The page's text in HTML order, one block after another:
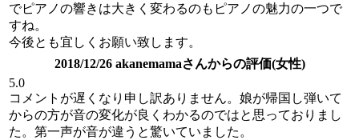
でピアノの響きは大きく変わるのもピアノの魅力の一つで
すね。
今後とも宜しくお願い致します。
2018/12/26 akanemamaさんからの評価(女性)
5.0
コメントが遅くなり申し訳ありません。娘が帰国し弾いて
からの方が音の変化が良くわかるのではと思っておりまし
た。第一声が音が違うと驚いていました。